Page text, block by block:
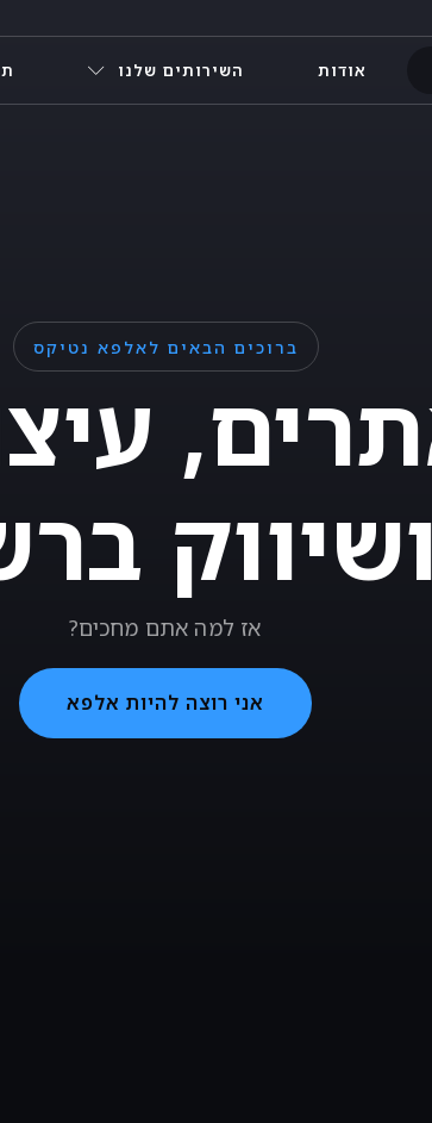
אודות השירותים שלנו
ברוכים הבאים לאלפא נטיקס
אז למה אתם מחכים?
אני רוצה להיות אלפא